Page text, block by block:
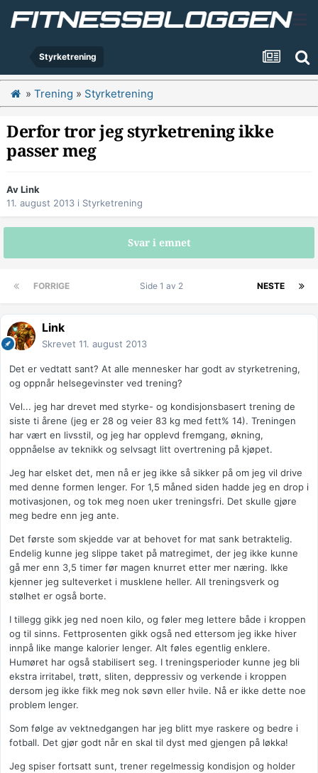
Styrketrening
» Trening » Styrketrening
Derfor tror jeg styrketrening ikke
passer meg
AvLink
11. august 2013 i Styrketrening
Svar i emnet
FORRIGE NESTE
Side 1 av 2
Link
Skrevet 11. august 2013
Det er vedtatt sant? At alle mennesker har godt av styrketrening,
og oppnår helsegevinster ved trening?
Vel... jeg har drevet med styrke- og kondisjonsbasert trening de
siste ti årene (jeg er 28 og veier 83 kg med fett% 14). Treningen
har vært en livsstil, og jeg har opplevd fremgang, økning,
oppnåelse av teknikk og selvsagt litt overtrening på kjøpet.
Jeg har elsket det, men nå er jeg ikke så sikker på om jeg vil drive
med denne formen lenger. For 1,5 måned siden hadde jeg en drop i
motivasjonen, og tok meg noen uker treningsfri. Det skulle gjøre
meg bedre enn jeg ante.
Det første som skjedde var at behovet for mat sank betraktelig.
Endelig kunne jeg slippe taket på matregimet, der jeg ikke kunne
gå mer enn 3,5 timer før magen knurret etter mer næring. Ikke
kjenner jeg sulteverket i musklene heller. All treningsverk og
stølhet er også borte.
I tillegg gikk jeg ned noen kilo, og føler meg lettere både i kroppen
og til sinns. Fettprosenten gikk også ned ettersom jeg ikke hiver
innpå like mange kalorier lenger. Alt føles egentlig enklere.
Humøret har også stabilisert seg. I treningsperioder kunne jeg bli
ekstra irritabel, trøtt, sliten, deppressiv og verkende i kroppen
dersom jeg ikke fikk meg nok søvn eller hvile. Nå er ikke dette noe
problem lenger.
Som følge av vektnedgangen har jeg blitt mye raskere og bedre i
fotball. Det gjør godt når en skal til dyst med gjengen på løkka!
Jeg spiser fortsatt sunt, trener regelmessig kondisjon og holder